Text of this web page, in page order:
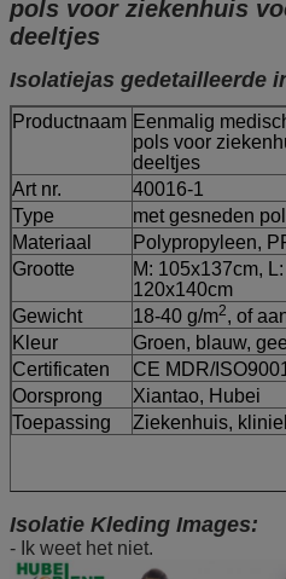
pols voor ziekenhuis
deeltjes
Isolatiejas gedetailleerde
Productnaam Eenmalig
pols voor
deeltjes
Art nr.
40016-1
Type
met gesneden
Materiaal
Polypropyleen,
Grootte
M: 105x137cm,
120x140cm
Gewicht
18-40 g/m2, of
Kleur
Groen, blauw, geel
Certificaten
CE MDR/
Oorsprong
Xiantao, Hubei
Toepassing
Ziekenhuis,
Isolatie Kleding Images:
- Ik weet het niet.